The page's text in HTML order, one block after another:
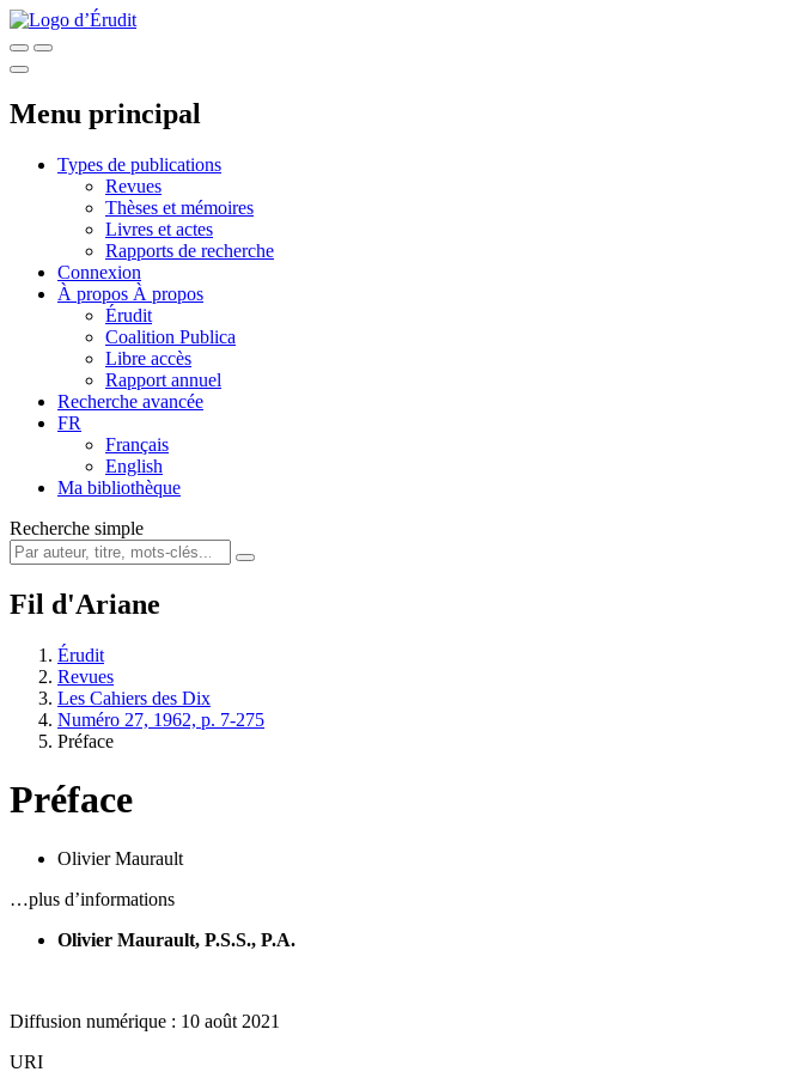
Menu principal
Types de publications
Revues
Thèses et mémoires
Livres et actes
Rapports de recherche
Connexion
À propos À propos
Érudit
Coalition Publica
Libre accès
Rapport annuel
Recherche avancée
FR
Français
English
Ma bibliothèque
Recherche simple
Fil d'Ariane
Érudit
Revues
Les Cahiers des Dix
Numéro 27, 1962, p. 7-275
Préface
Préface
Olivier Maurault
…plus d’informations
Olivier Maurault, P.S.S., P.A.
Diffusion numérique : 10 août 2021
URI